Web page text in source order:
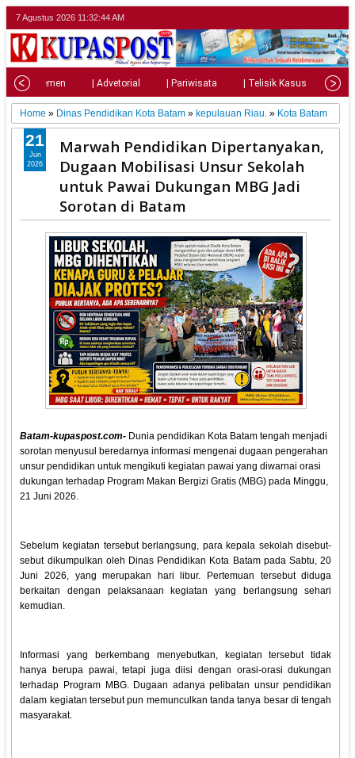
7 Agustus 2026 11:32:46 AM
| Parlemen | Advetorial | Pariwisata | Telisik Kasus |
Home » Dinas Pendidikan Kota Batam » kepulauan Riau. » Kota Batam
Marwah Pendidikan Dipertanyakan,
Dugaan Mobilisasi Unsur Sekolah
untuk Pawai Dukungan MBG Jadi
Sorotan di Batam
Batam-kupaspost.com- Dunia pendidikan Kota Batam tengah menjadi
sorotan menyusul beredarnya informasi mengenai dugaan pengerahan
unsur pendidikan untuk mengikuti kegiatan pawai yang diwarnai orasi
dukungan terhadap Program Makan Bergizi Gratis (MBG) pada Minggu,
21 Juni 2026.
Sebelum kegiatan tersebut berlangsung, para kepala sekolah disebut-
sebut dikumpulkan oleh Dinas Pendidikan Kota Batam pada Sabtu, 20
Juni 2026, yang merupakan hari libur. Pertemuan tersebut diduga
berkaitan dengan pelaksanaan kegiatan yang berlangsung sehari
kemudian.
Informasi yang berkembang menyebutkan, kegiatan tersebut tidak
hanya berupa pawai, tetapi juga diisi dengan orasi-orasi dukungan
terhadap Program MBG. Dugaan adanya pelibatan unsur pendidikan
dalam kegiatan tersebut pun memunculkan tanda tanya besar di tengah
masyarakat.
21
Jun
2026